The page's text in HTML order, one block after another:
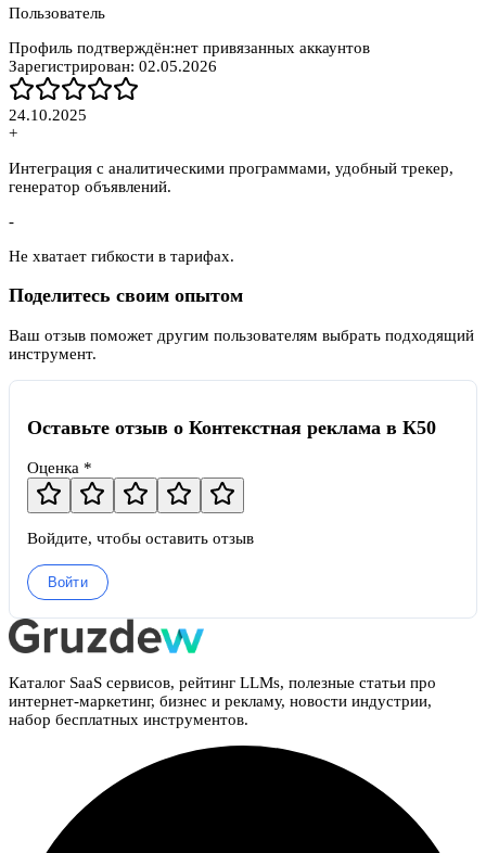
Пользователь
Профиль подтверждён:нет привязанных аккаунтов
Зарегистрирован: 02.05.2026
24.10.2025
+
Интеграция с аналитическими программами, удобный трекер,
генератор объявлений.
-
Не хватает гибкости в тарифах.
Поделитесь своим опытом
Ваш отзыв поможет другим пользователям выбрать подходящий
инструмент.
Оставьте отзыв о Контекстная реклама в К50
Оценка *
Войдите, чтобы оставить отзыв
Войти
Каталог SaaS сервисов, рейтинг LLMs, полезные статьи про
интернет-маркетинг, бизнес и рекламу, новости индустрии,
набор бесплатных инструментов.